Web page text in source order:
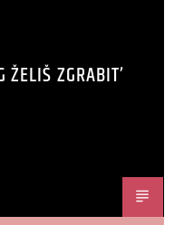
ŽELIŠ ZGRABIT’